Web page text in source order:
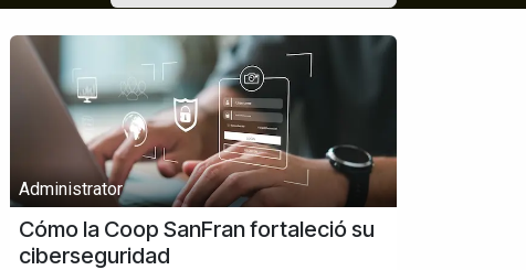
Administrator
Cómo la Coop SanFran fortaleció su
ciberseguridad